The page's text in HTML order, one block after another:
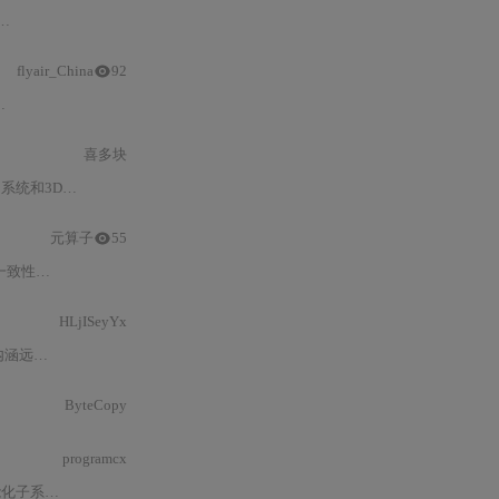
flyair_China 92
践要点，如数据标注规范和部署注意事项。
喜多块
性（
元算子 55
时性、
HLjISeyYx
ByteCopy
序前的高
programcx